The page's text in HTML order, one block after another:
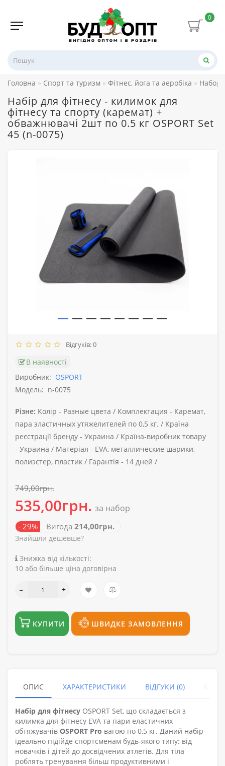
0
Головна Спорт та туризм Фітнес, йога та аеробіка
Набір для фітнесу - килимок для
фітнесу та спорту (каремат) +
обважнювачі 2шт по 0.5 кг OSPORT Set
45 (n-0075)
Відгуків: 0
В наявності
Виробник: OSPORT
Модель: n-0075
Різне: Колір - Разные цвета / Комплектация - Каремат,
пара эластичных утяжелителей по 0,5 кг. / Країна
реєстрації бренду - Украина / Країна-виробник товару
- Украина / Матеріал - EVA, металлические шарики,
полиэстер, пластик / Гарантія - 14 дней /
749,00грн.
535,00грн. за набор
- 29% Вигода 214,00грн.
Знайшли дешевше?
Знижка від кількості:
10 або більше ціна договірна
КУПИТИ ШВИДКЕ ЗАМОВЛЕННЯ
ОПИС ХАРАКТЕРИСТИКИ ВІДГУКИ (0)
Набір для фітнесу OSPORT Set, що складається з
килимка для фітнесу EVA та пари еластичних
обтяжувачів OSPORT Pro вагою по 0,5 кг. Даний набір
ідеально підійде спортсменам будь-якого типу: від
новачків і дітей до досвідчених атлетів. Для тіла
роблять тренування більш продуктивними і